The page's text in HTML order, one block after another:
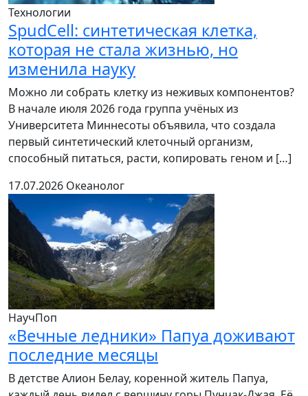
Технологии
SpudCell: синтетическая клетка,
которая не стала жизнью, но
изменила науку
Можно ли собрать клетку из неживых компонентов?
В начале июля 2026 года группа учёных из
Университета Миннесоты объявила, что создала
первый синтетический клеточный организм,
способный питаться, расти, копировать геном и […]
17.07.2026 Океанолог
НаучПоп
«Вечные ледники» Папуа доживают
последние месяцы
В детстве Алион Белау, коренной житель Папуа,